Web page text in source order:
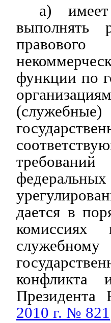
а)
выполнять
функции по
дается в
конфликта
Президента
2010 г. № 821